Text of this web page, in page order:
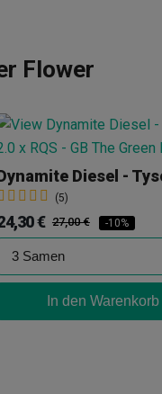
Flower
(5)
€ 27,00 € -10%
In den Warenkorb